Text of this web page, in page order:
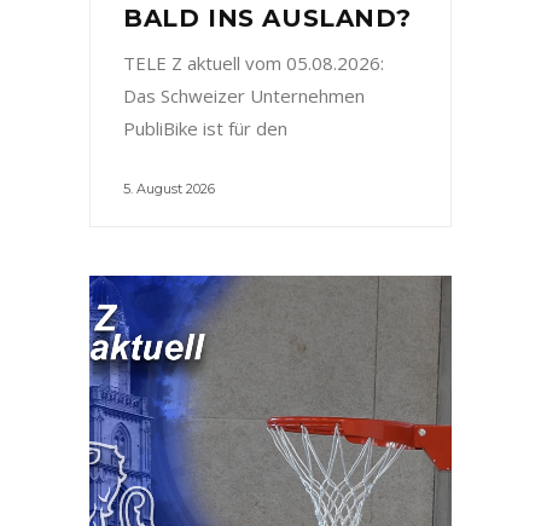
BALD INS AUSLAND?
TELE Z aktuell vom 05.08.2026:
Das Schweizer Unternehmen
PubliBike ist für den
5. August 2026